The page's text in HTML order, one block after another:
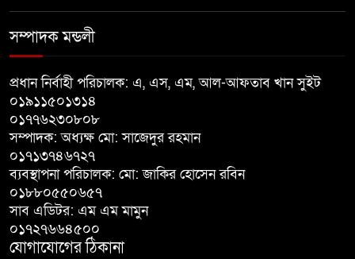
চাঁদাবাজির অভিযোগ, বাগাতিপাড়ার
ঐক্যজোটের বিক্ষোভ, প্রধানমন্ত্রীর
সম্পাদক মন্ডলী
প্রধান নির্বাহী পরিচালক: এ, এস, এম, আল-আফতাব খান সুইট
০১৯১১৫০১৩১৪
০১৭৭৬২৩০৮০৮
সম্পাদক: অধ্যক্ষ মো: সাজেদুর রহমান
০১৭১৩৭৪৬৭২৭
ব্যবস্থাপনা পরিচালক: মো: জাকির হোসেন রবিন
০১৮৮০৫৫০৬৫৭
সাব এডিটর: এম এম মামুন
০১৭২৭৬৬৪৫০০
যোগাযোগের ঠিকানা